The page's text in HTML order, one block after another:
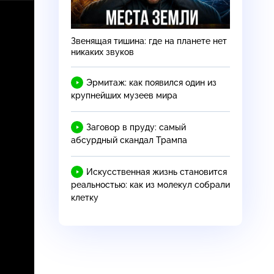
Звенящая тишина: где на планете нет
никаких звуков
Эрмитаж: как появился один из
крупнейших музеев мира
Заговор в пруду: самый
абсурдный скандал Трампа
Искусственная жизнь становится
реальностью: как из молекул собрали
клетку